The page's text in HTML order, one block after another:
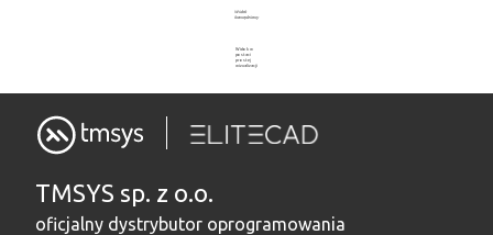
Widok
krawędziowy
Widok w
postaci
prostej
wizualizacji
TMSYS sp. z o.o.
oficjalny dystrybutor oprogramowania